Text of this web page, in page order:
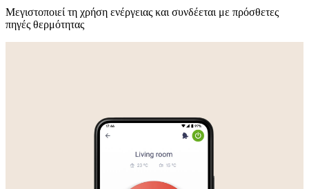
Μεγιστοποιεί τη χρήση ενέργειας και συνδέεται με πρόσθετες
πηγές θερμότητας